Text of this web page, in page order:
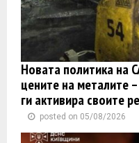
Новата политика на
цените на металите
ги активира своите
posted on 05/08/2026